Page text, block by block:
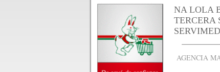
NA LOLA
TERCERA
AGENCIA